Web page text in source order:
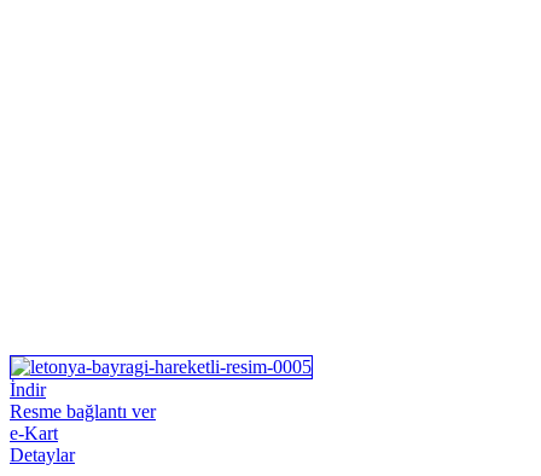
İndir
Resme bağlantı ver
e-Kart
Detaylar